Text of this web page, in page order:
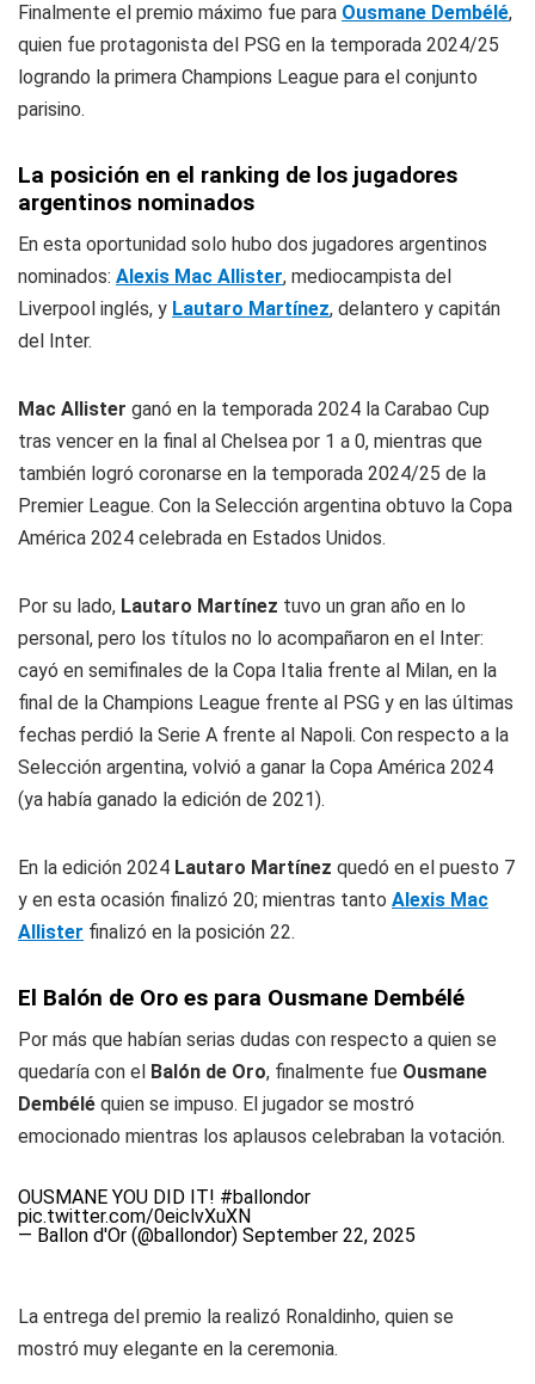
Finalmente el premio máximo fue para Ousmane Dembélé,
quien fue protagonista del PSG en la temporada 2024/25
logrando la primera Champions League para el conjunto
parisino.
La posición en el ranking de los jugadores
argentinos nominados
En esta oportunidad solo hubo dos jugadores argentinos
nominados: Alexis Mac Allister, mediocampista del
Liverpool inglés, y Lautaro Martínez, delantero y capitán
del Inter.
Mac Allister ganó en la temporada 2024 la Carabao Cup
tras vencer en la final al Chelsea por 1 a 0, mientras que
también logró coronarse en la temporada 2024/25 de la
Premier League. Con la Selección argentina obtuvo la Copa
América 2024 celebrada en Estados Unidos.
Por su lado, Lautaro Martínez tuvo un gran año en lo
personal, pero los títulos no lo acompañaron en el Inter:
cayó en semifinales de la Copa Italia frente al Milan, en la
final de la Champions League frente al PSG y en las últimas
fechas perdió la Serie A frente al Napoli. Con respecto a la
Selección argentina, volvió a ganar la Copa América 2024
(ya había ganado la edición de 2021).
En la edición 2024 Lautaro Martínez quedó en el puesto 7
y en esta ocasión finalizó 20; mientras tanto Alexis Mac
Allister finalizó en la posición 22.
El Balón de Oro es para Ousmane Dembélé
Por más que habían serias dudas con respecto a quien se
quedaría con el
Balón de Oro, finalmente fue Ousmane
Dembélé quien se impuso. El jugador se mostró
emocionado mientras los aplausos celebraban la votación.
OUSMANE YOU DID IT! #ballondor
pic.twitter.com/0eiclvXuXN
— Ballon d'Or (@ballondor) September 22, 2025
La entrega del premio la realizó Ronaldinho, quien se
mostró muy elegante en la ceremonia.